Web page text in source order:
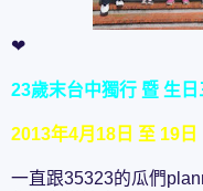
❤
23歲末台中獨行 暨 生日
2013年4月18日 至 19日
一直跟35323的瓜們